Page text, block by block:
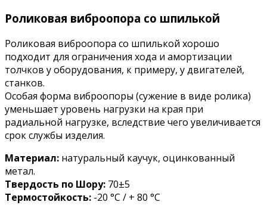
Роликовая виброопора со шпилькой
Роликовая виброопора со шпилькой хорошо
подходит для ограничения хода и амортизации
толчков у оборудования, к примеру, у двигателей,
станков.
Особая форма виброопоры (сужение в виде ролика)
уменьшает уровень нагрузки на края при
радиальной нагрузке, вследствие чего увеличивается
срок службы изделия.
Материал: натуральный каучук, оцинкованный
метал.
Твердость по Шору: 70±5
Термостойкость: -20 °C / + 80 °C